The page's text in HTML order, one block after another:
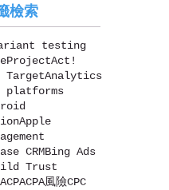
檢索
testing
Act!
TargetAnalytics
platforms
Apple
CRMBing Ads
Trust
CPACPA風險CPC